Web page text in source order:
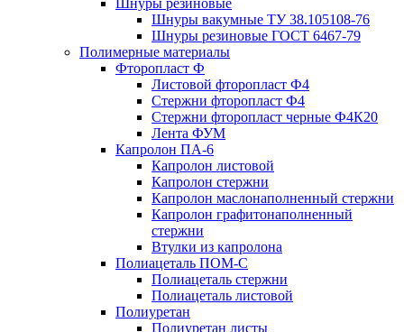
Шнуры резиновые
Шнуры вакумные ТУ 38.105108-76
Шнуры резиновые ГОСТ 6467-79
Полимерные материалы
Фторопласт Ф
Листовой фторопласт Ф4
Стержни фторопласт Ф4
Стержни фторопласт черные Ф4К20
Лента ФУМ
Капролон ПА-6
Капролон листовой
Капролон стержни
Капролон маслонаполненный стержни
Капролон графитонаполненный
стержни
Втулки из капролона
Полиацеталь ПОМ-С
Полиацеталь стержни
Полиацеталь листовой
Полиуретан
Полиуретан листы